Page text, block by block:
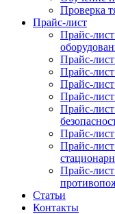
Проверка
Прайс-лист
Прайс-
Прайс-
Прайс-лист
Прайс-
Прайс-
Прайс-
Прайс-
Прайс-
Прайс-
Статьи
Контакты